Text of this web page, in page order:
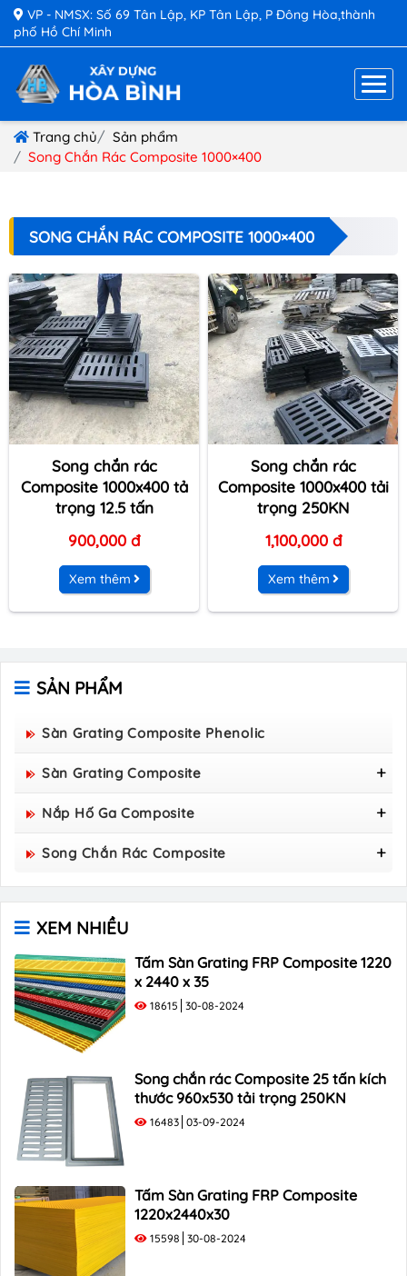
VP - NMSX: Số 69 Tân Lập, KP Tân Lập, P Đông Hòa,thành
phố Hồ Chí Minh
Trang chủ
Sản phẩm
Song Chắn Rác Composite 1000×400
SONG CHẮN RÁC COMPOSITE 1000×400
Song chắn rác
Composite 1000x400 tả
trọng 12.5 tấn
900,000 đ
Xem thêm
Song chắn rác
Composite 1000x400 tải
trọng 250KN
1,100,000 đ
Xem thêm
SẢN PHẨM
Sàn Grating Composite Phenolic
Sàn Grating Composite
Tấm Sàn Grating FRP Composite 1220 X 2440 X 50
Nắp Hố Ga Composite
Nắp Hố Ga Composite 800x800
Nắp Hố Ga Composite 850×850
Nắp Hố Ga Composite 900×900
Nắp Hố Ga Composite 1000x1000
Song Chắn Rác Composite
Song Chắn Rác Composite 960x530
Song Chắn Rác Composite 1000x300
Song Chắn Rác Composite 1000×400
Song Chắn Rác Composite 1000×500
XEM NHIỀU
Tấm Sàn Grating FRP Composite 1220
x 2440 x 35
18615 30-08-2024
Song chắn rác Composite 25 tấn kích
thước 960x530 tải trọng 250KN
16483 03-09-2024
Tấm Sàn Grating FRP Composite
1220x2440x30
15598 30-08-2024